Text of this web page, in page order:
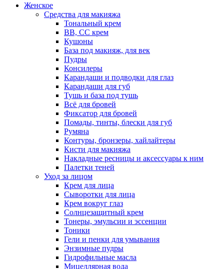
Женское
Средства для макияжа
Тональный крем
BB, CC крем
Кушоны
База под макияж, для век
Пудры
Консилеры
Карандаши и подводки для глаз
Карандаши для губ
Тушь и база под тушь
Всё для бровей
Фиксатор для бровей
Помады, тинты, блески для губ
Румяна
Контуры, бронзеры, хайлайтеры
Кисти для макияжа
Накладные ресницы и аксессуары к ним
Палетки теней
Уход за лицом
Крем для лица
Сыворотки для лица
Крем вокруг глаз
Солнцезащитный крем
Тонеры, эмульсии и эссенции
Тоники
Гели и пенки для умывания
Энзимные пудры
Гидрофильные масла
Мицеллярная вода